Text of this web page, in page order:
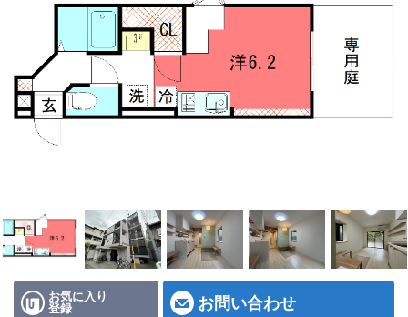
家族で住むならマンション？賃家？
一人暮らしの物件特集
ペット相談OKの賃貸！
ハウスメーカー施工特集！
路線·駅から探す
IT重説について
お気に入り
登録 お問い合わせ